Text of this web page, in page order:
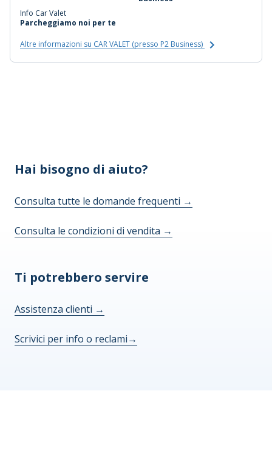
Info Car Valet
Parcheggiamo noi per te
Altre informazioni su CAR VALET (presso P2 Business)
Hai bisogno di aiuto?
Consulta tutte le domande frequenti →
Consulta le condizioni di vendita →
Ti potrebbero servire
Assistenza clienti →
Scrivici per info o reclami→